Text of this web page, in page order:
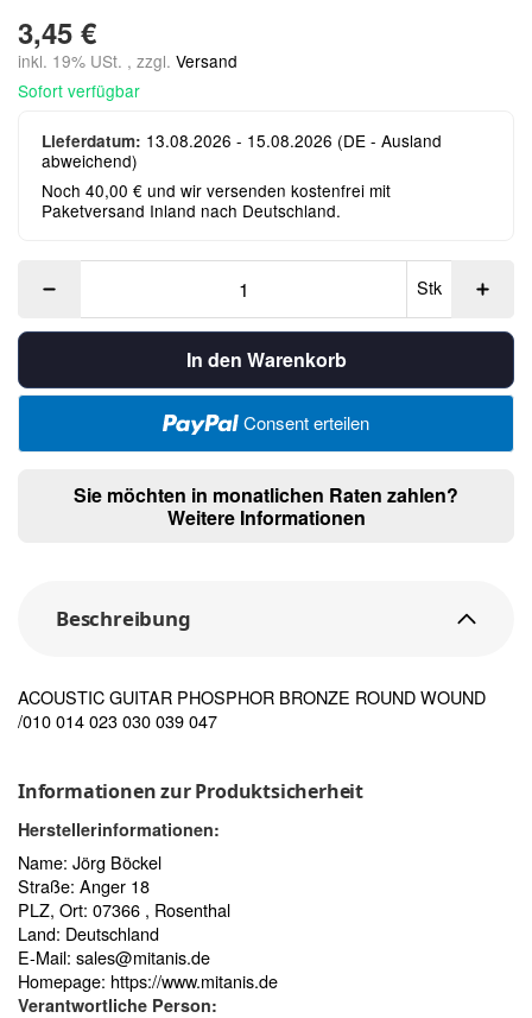
3,45 €
inkl. 19% USt. , zzgl. Versand
Sofort verfügbar
Lieferdatum: 13.08.2026 - 15.08.2026 (DE - Ausland
abweichend)
Noch 40,00 € und wir versenden kostenfrei mit
Paketversand Inland nach Deutschland.
Stk
In den Warenkorb
Consent erteilen
Sie möchten in monatlichen Raten zahlen?
Weitere Informationen
Beschreibung
ACOUSTIC GUITAR PHOSPHOR BRONZE ROUND WOUND
/010 014 023 030 039 047
Informationen zur Produktsicherheit
Herstellerinformationen:
Name: Jörg Böckel
Straße: Anger 18
PLZ, Ort: 07366 , Rosenthal
Land: Deutschland
E-Mail: sales@mitanis.de
Homepage: https://www.mitanis.de
Verantwortliche Person: